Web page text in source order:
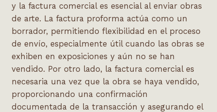
y la factura comercial es esencial al enviar obras
de arte. La factura proforma actúa como un
borrador, permitiendo flexibilidad en el proceso
de envío, especialmente útil cuando las obras se
exhiben en exposiciones y aún no se han
vendido. Por otro lado, la factura comercial es
necesaria una vez que la obra se haya vendido,
proporcionando una confirmación
documentada de la transacción y asegurando el